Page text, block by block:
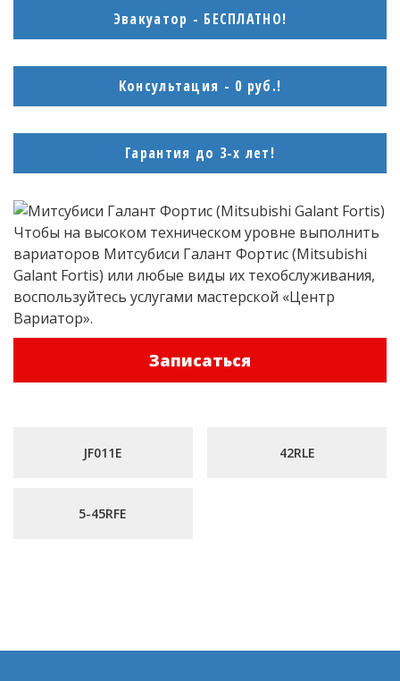
Москва, ул. Беловежская, 4А
Москва, ул. Ташкентская 26к2с12
ЗАКАЗАТЬ ЗВОНОК
Эвакуатор - БЕСПЛАТНО!
Консультация - 0 руб.!
Гарантия до 3-х лет!
Чтобы на высоком техническом уровне выполнить
вариаторов Митсубиси Галант Фортис (Mitsubishi
Galant Fortis) или любые виды их техобслуживания,
воспользуйтесь услугами мастерской «Центр
Вариатор».
Записаться
JF011E 42RLE
5-45RFE